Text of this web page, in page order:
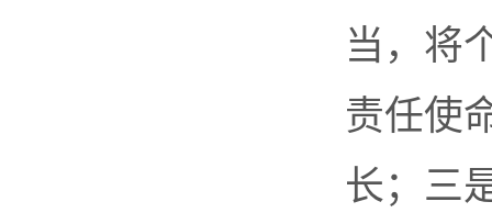
当，将
责任使
长；三